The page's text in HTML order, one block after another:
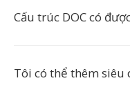
Cấu trúc DOC có
Tôi có thể thêm siêu